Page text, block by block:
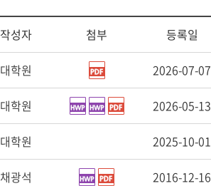
작성자 첨부 등록일
대학원 2026-07-07
대학원 2026-05-13
대학원 2025-10-01
채광석 2016-12-16